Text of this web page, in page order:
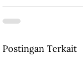
Postingan Terkait